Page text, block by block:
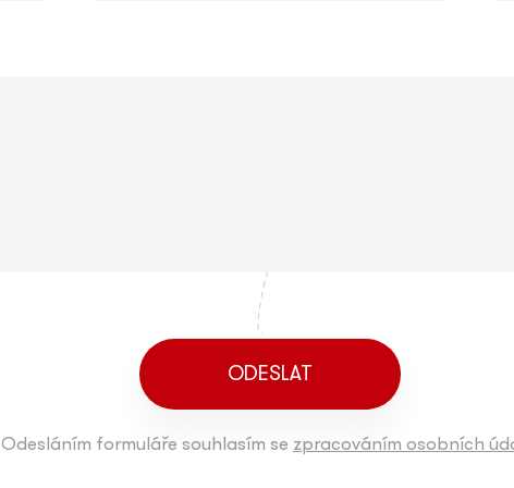
Odesláním formuláře souhlasím se zpracováním osobních